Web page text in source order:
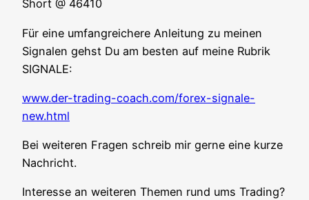
Short @ 46410
Für eine umfang­rei­che­re Anlei­tung zu mei­nen
Signa­len gehst Du am bes­ten auf mei­ne Rubrik
SIGNALE:
www.der-trading-coach.com/forex-signale-
new.html
Bei wei­te­ren Fra­gen schreib mir ger­ne eine kur­ze
Nachricht.
Inter­es­se an wei­te­ren The­men rund ums Tra­ding?